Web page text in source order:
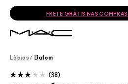
FRETE GRÁTIS NAS
Lábios / Batom
38